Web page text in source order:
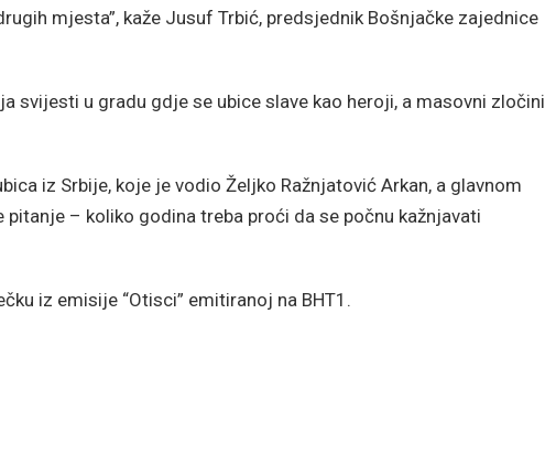
mjesta”, kaže Jusuf Trbić, predsjednik Bošnjačke zajednice
svijesti u gradu gdje se ubice slave kao heroji, a masovni zločini
iz Srbije, koje je vodio Željko Ražnjatović Arkan, a glavnom
– koliko godina treba proći da se počnu kažnjavati
iz emisije “Otisci” emitiranoj na BHT1.